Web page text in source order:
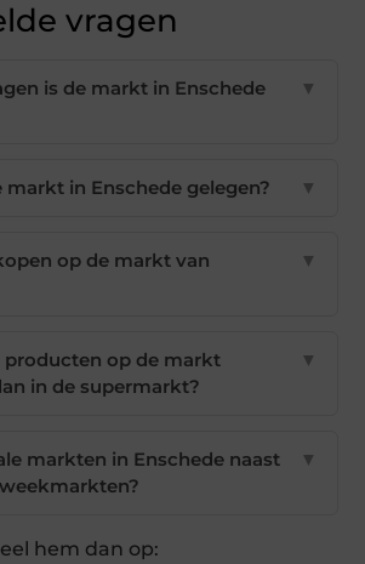
vragen
is de markt in Enschede
▼
markt in Enschede gelegen? ▼
op de markt van
▼
producten op de markt
in de supermarkt?
▼
markten in Enschede naast
▼
hem dan op: